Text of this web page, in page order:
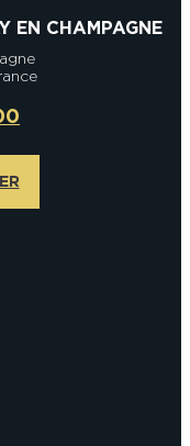
EN CHAMPAGNE